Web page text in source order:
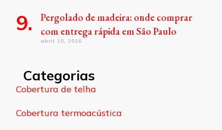
Pergolado de madeira: onde comprar
com entrega rápida em São Paulo
abril 10, 2026
Categorias
Cobertura de telha
Cobertura termoacústica